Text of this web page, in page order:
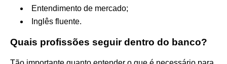
Entendimento de mercado;
Inglês fluente.
Quais profissões seguir dentro do banco?